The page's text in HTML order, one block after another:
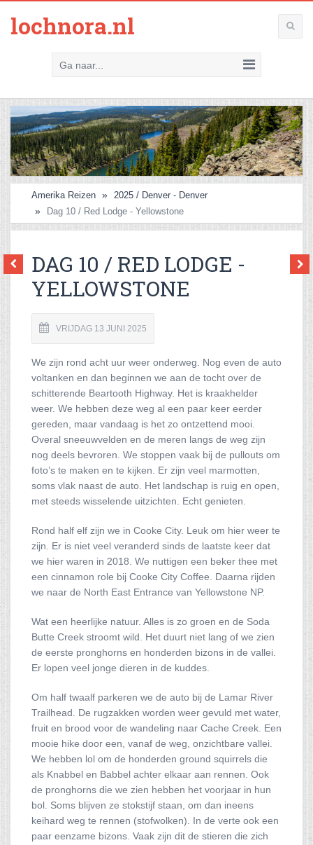
lochnora.nl
Ga naar...
Amerika Reizen
2025 / Denver - Denver
Dag 10 / Red Lodge - Yellowstone
DAG 10 / RED LODGE -
YELLOWSTONE
VRIJDAG 13 JUNI 2025
We zijn rond acht uur weer onderweg. Nog even de auto
voltanken en dan beginnen we aan de tocht over de
schitterende Beartooth Highway. Het is kraakhelder
weer. We hebben deze weg al een paar keer eerder
gereden, maar vandaag is het zo ontzettend mooi.
Overal sneeuwvelden en de meren langs de weg zijn
nog deels bevroren. We stoppen vaak bij de pullouts om
foto’s te maken en te kijken. Er zijn veel marmotten,
soms vlak naast de auto. Het landschap is ruig en open,
met steeds wisselende uitzichten. Echt genieten.
Rond half elf zijn we in Cooke City. Leuk om hier weer te
zijn. Er is niet veel veranderd sinds de laatste keer dat
we hier waren in 2018. We nuttigen een beker thee met
een cinnamon role bij Cooke City Coffee. Daarna rijden
we naar de North East Entrance van Yellowstone NP.
Wat een heerlijke natuur. Alles is zo groen en de Soda
Butte Creek stroomt wild. Het duurt niet lang of we zien
de eerste pronghorns en honderden bizons in de vallei.
Er lopen veel jonge dieren in de kuddes.
Om half twaalf parkeren we de auto bij de Lamar River
Trailhead. De rugzakken worden weer gevuld met water,
fruit en brood voor de wandeling naar Cache Creek. Een
mooie hike door een, vanaf de weg, onzichtbare vallei.
We hebben lol om de honderden ground squirrels die
als Knabbel en Babbel achter elkaar aan rennen. Ook
de pronghorns die we zien hebben het voorjaar in hun
bol. Soms blijven ze stokstijf staan, om dan ineens
keihard weg te rennen (stofwolken). In de verte ook een
paar eenzame bizons. Vaak zijn dit de stieren die zich